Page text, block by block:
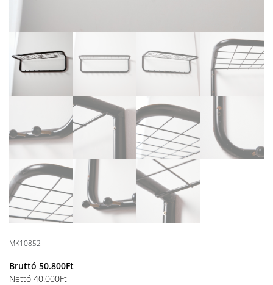
MK10852
Bruttó 50.800Ft
Nettó 40.000Ft